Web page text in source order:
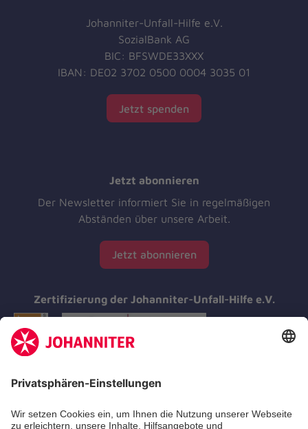
Johanniter-Unfall-Hilfe e.V.
SozialBank AG
BIC: BFSWDE33XXX
IBAN: DE02 3702 0500 0004 3035 01
Jetzt spenden
Jetzt abonnieren
Der Newsletter informiert Sie in regelmäßigen
Abständen über unsere Arbeit.
Jetzt abonnieren
Zertifizierung der Johanniter-Unfall-Hilfe e.V.
Aus- & Fortbildungen